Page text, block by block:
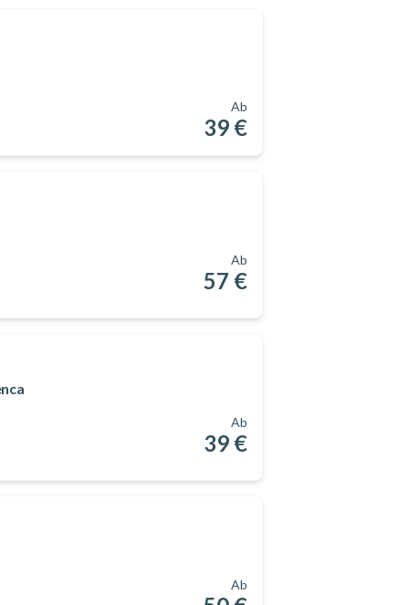
Ab
39 €
Ab
57 €
Ab
39 €
Ab